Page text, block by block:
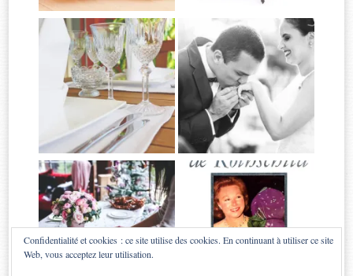
Confidentialité et cookies : ce site utilise des cookies. En continuant à utiliser ce site
Web, vous acceptez leur utilisation.